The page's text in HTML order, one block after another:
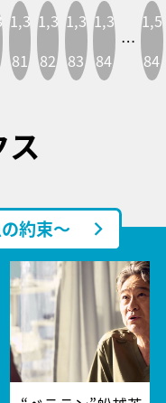
1,3
81
1,3
82
1,3
83
1,3
84
…
1,5
84
ス
約束～